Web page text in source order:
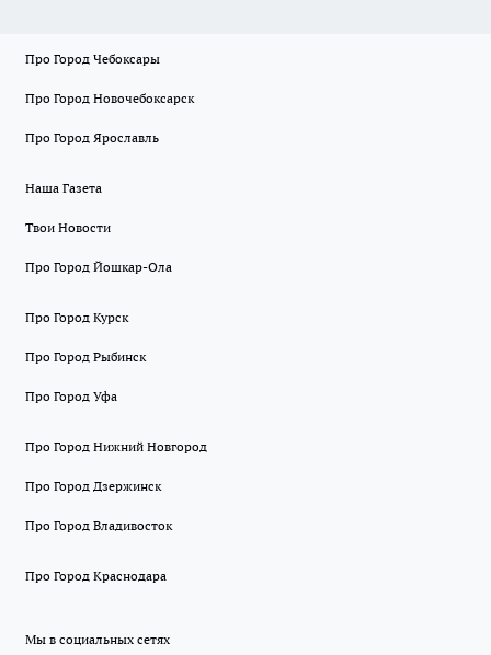
Про Город Чебоксары
Про Город Новочебоксарск
Про Город Ярославль
Наша Газета
Твои Новости
Про Город Йошкар-Ола
Про Город Курск
Про Город Рыбинск
Про Город Уфа
Про Город Нижний Новгород
Про Город Дзержинск
Про Город Владивосток
Про Город Краснодара
Мы в социальных сетях